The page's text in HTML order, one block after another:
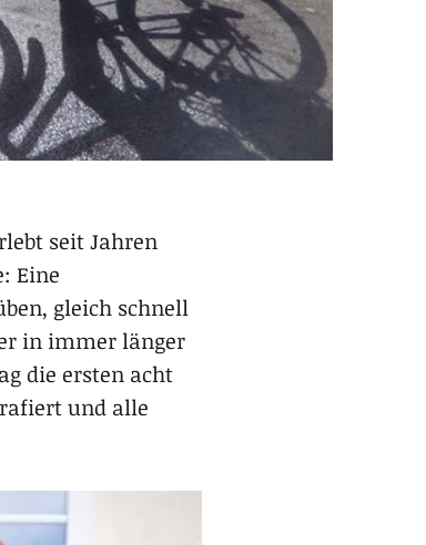
seit Jahren
Eine
gleich schnell
in immer länger
die ersten acht
und alle